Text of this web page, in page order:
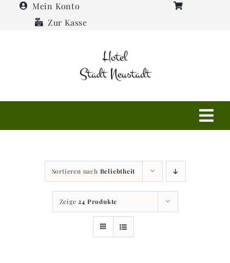
Mein Konto
Zur Kasse
Restaurant
Sortieren nach Beliebtheit
Zeige 24 Produkte